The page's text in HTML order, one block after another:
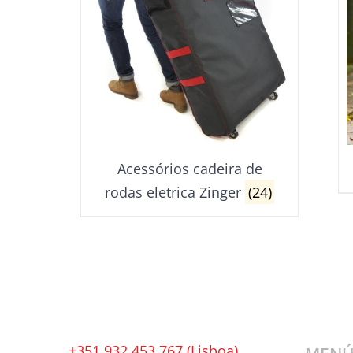
Acessórios cadeira de
rodas eletrica Zinger (24)